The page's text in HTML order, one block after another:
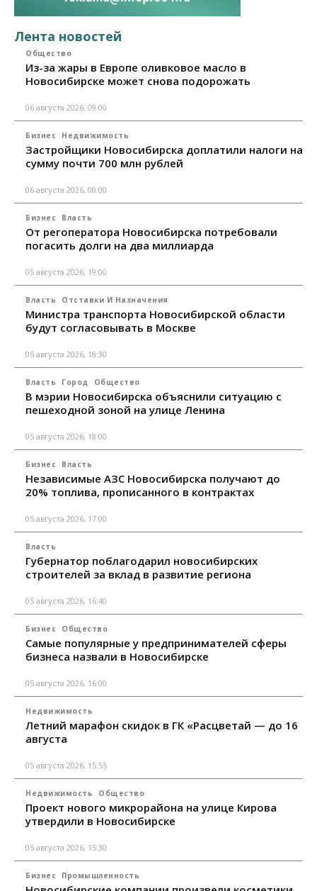
Лента новостей
Общество
Из-за жары в Европе оливковое масло в
Новосибирске может снова подорожать
06 августа 2026, 09:00
Бизнес Недвижимость
Застройщики Новосибирска доплатили налоги на
сумму почти 700 млн рублей
06 августа 2026, 08:00
Бизнес Власть
От регоператора Новосибирска потребовали
погасить долги на два миллиарда
05 августа 2026, 19:00
Власть Отставки И Назначения
Министра транспорта Новосибирской области
будут согласовывать в Москве
05 августа 2026, 18:30
Власть Город Общество
В мэрии Новосибирска объяснили ситуацию с
пешеходной зоной на улице Ленина
05 августа 2026, 18:00
Бизнес Власть
Независимые АЗС Новосибирска получают до
20% топлива, прописанного в контрактах
05 августа 2026, 17:00
Власть
Губернатор поблагодарил новосибирских
строителей за вклад в развитие региона
05 августа 2026, 16:40
Бизнес Общество
Самые популярные у предпринимателей сферы
бизнеса назвали в Новосибирске
05 августа 2026, 16:00
Недвижимость
Летний марафон скидок в ГК «Расцветай — до 16
августа
05 августа 2026, 15:55
Недвижимость Общество
Проект нового микрорайона на улице Кирова
утвердили в Новосибирске
05 августа 2026, 15:30
Бизнес Промышленность